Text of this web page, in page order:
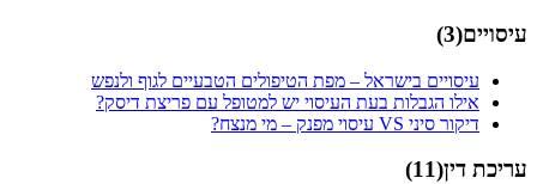
עיסויים(
3
)
עיסויים בישראל – מפת הטיפולים הטבעיים לגוף ולנפש
אילו הגבלות בעת העיסוי יש למטופל עם פריצת דיסק?
דיקור סיני VS עיסוי מפנק – מי מנצח?
עריכת דין(
11
)